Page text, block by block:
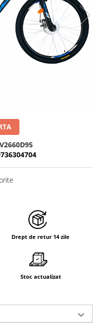
Drept de retur 14 zile
Stoc actualizat